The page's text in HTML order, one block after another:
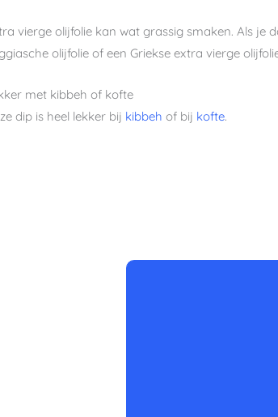
vierge olijfolie kan wat grassig smaken. Als je
olijfolie of een Griekse extra vierge
met kibbeh of kofte
dip is heel lekker bij kibbeh of bij kofte.